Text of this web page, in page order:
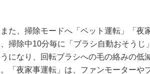
た、掃除モードへ「ペット運転」「夜
掃除中10分毎に「ブラシ自動おそうじ
うになり、回転ブラシへの毛の絡みの低
。「夜家事運転」は、ファンモーターや